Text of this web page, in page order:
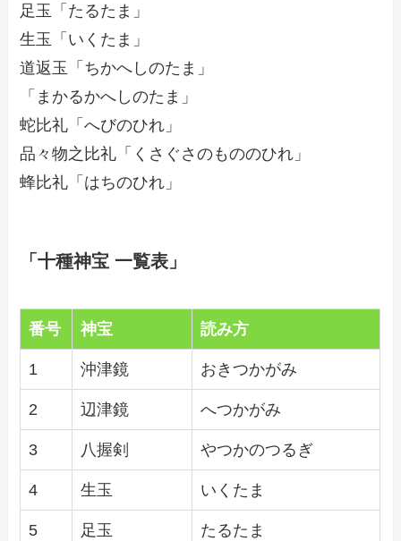
足玉「たるたま」
生玉「いくたま」
道返玉「ちかへしのたま」
「まかるかへしのたま」
蛇比礼「へびのひれ」
品々物之比礼「くさぐさのもののひれ」
蜂比礼「はちのひれ」
「十種神宝 一覧表」
番号 神宝 読み方
1 沖津鏡 おきつかがみ
2 辺津鏡 へつかがみ
3 八握剣 やつかのつるぎ
4 生玉 いくたま
5 足玉 たるたま